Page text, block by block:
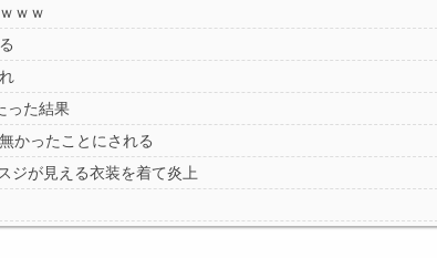
ｗｗ
った結果
かったことにされる
ジが見える衣装を着て炎上